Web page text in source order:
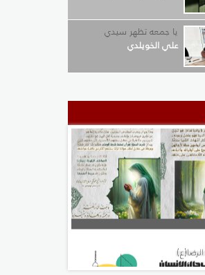
يا جمعه تظهر سيدي
علي الخويلدي